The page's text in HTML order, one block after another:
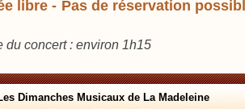
libre - Pas de réservation
du concert : environ 1h15
Dimanches Musicaux de La Madeleine